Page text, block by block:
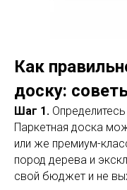
Как
доску:
Шаг 1.
Паркетная доска
или же премиум-
пород дерева и
свой бюджет и не